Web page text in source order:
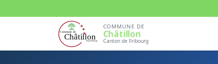
COMMUNE DE
Châtillon
Canton de Fribourg